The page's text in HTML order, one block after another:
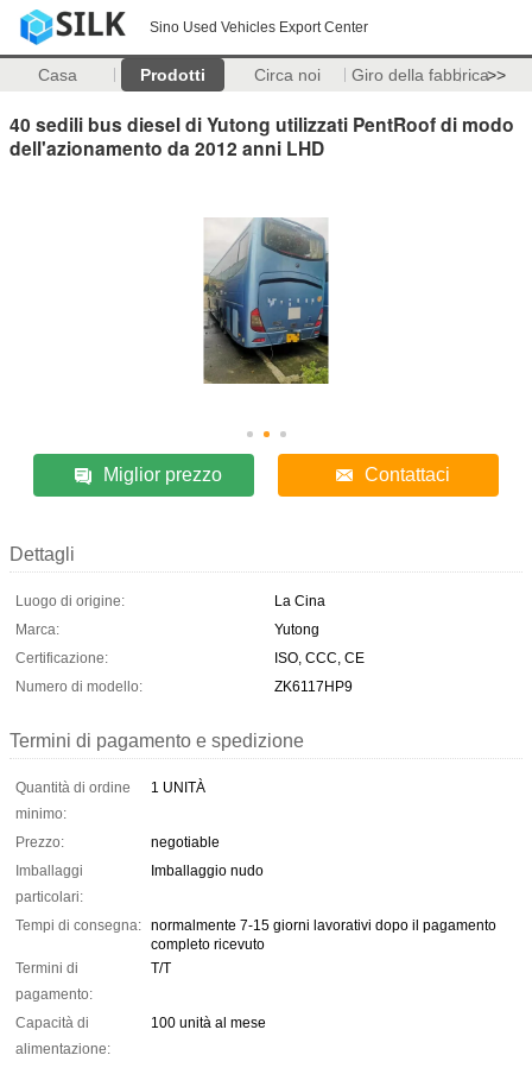
Sino Used Vehicles Export Center
Casa Prodotti Circa noi Giro della fabbrica>>
40 sedili bus diesel di Yutong utilizzati PentRoof di modo
dell'azionamento da 2012 anni LHD
Miglior prezzo Contattaci
Dettagli
Luogo di origine:
La Cina
Marca:
Yutong
Certificazione:
ISO, CCC, CE
Numero di modello:
ZK6117HP9
Termini di pagamento e spedizione
Quantità di ordine
minimo:
1 UNITÀ
Prezzo:
negotiable
Imballaggi
particolari:
Imballaggio nudo
Tempi di consegna: normalmente 7-15 giorni lavorativi dopo il pagamento
completo ricevuto
Termini di
pagamento:
T/T
Capacità di
alimentazione:
100 unità al mese